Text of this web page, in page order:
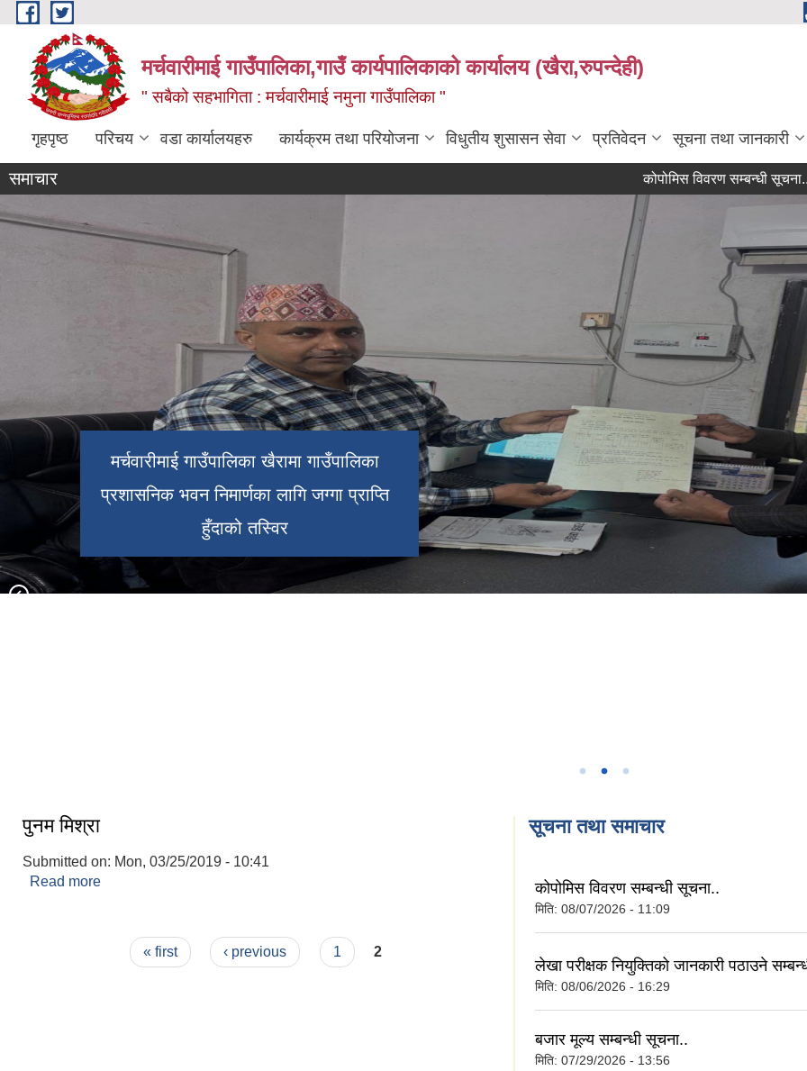
Skip to main content
मर्चवारीमाई गाउँपालिका,गाउँ कार्यपालिकाको कार्यालय (खैरा,रुपन्देही)
" सबैको सहभागिता : मर्चवारीमाई नमुना गाउँपालिका "
गृहपृष्ठ परिचय वडा कार्यालयहरु कार्यक्रम तथा परियोजना विधुतीय शुसासन सेवा प्रतिवेदन सूचना तथा जानकारी
समाचार कोपोमिस विवरण सम्बन्धी सूचना..
मर्चवारीमाई गाउँपालिका खैरामा गाउँपालिका
प्रशासनिक भवन निमार्णका लागि जग्गा प्राप्ति
हुँदाको तस्विर
पुनम मिश्रा
Submitted on: Mon, 03/25/2019 - 10:41
Read more
« first ‹ previous 1 2
सूचना तथा समाचार
कोपोमिस विवरण सम्बन्धी सूचना..
मिति: 08/07/2026 - 11:09
लेखा परीक्षक नियुक्तिको जानकारी पठाउने
मिति: 08/06/2026 - 16:29
बजार मूल्य सम्बन्धी सूचना..
मिति: 07/29/2026 - 13:56